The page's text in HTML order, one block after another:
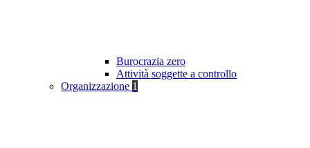
Burocrazia zero
Attività soggette a controllo
Organizzazione 1